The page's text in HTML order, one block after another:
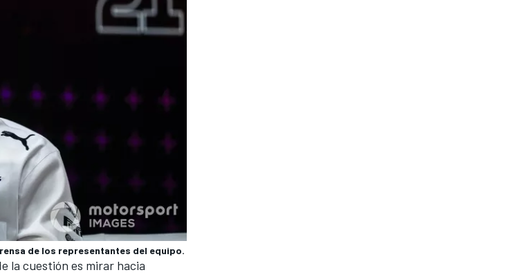
de los representantes del equipo.
la cuestión es mirar hacia